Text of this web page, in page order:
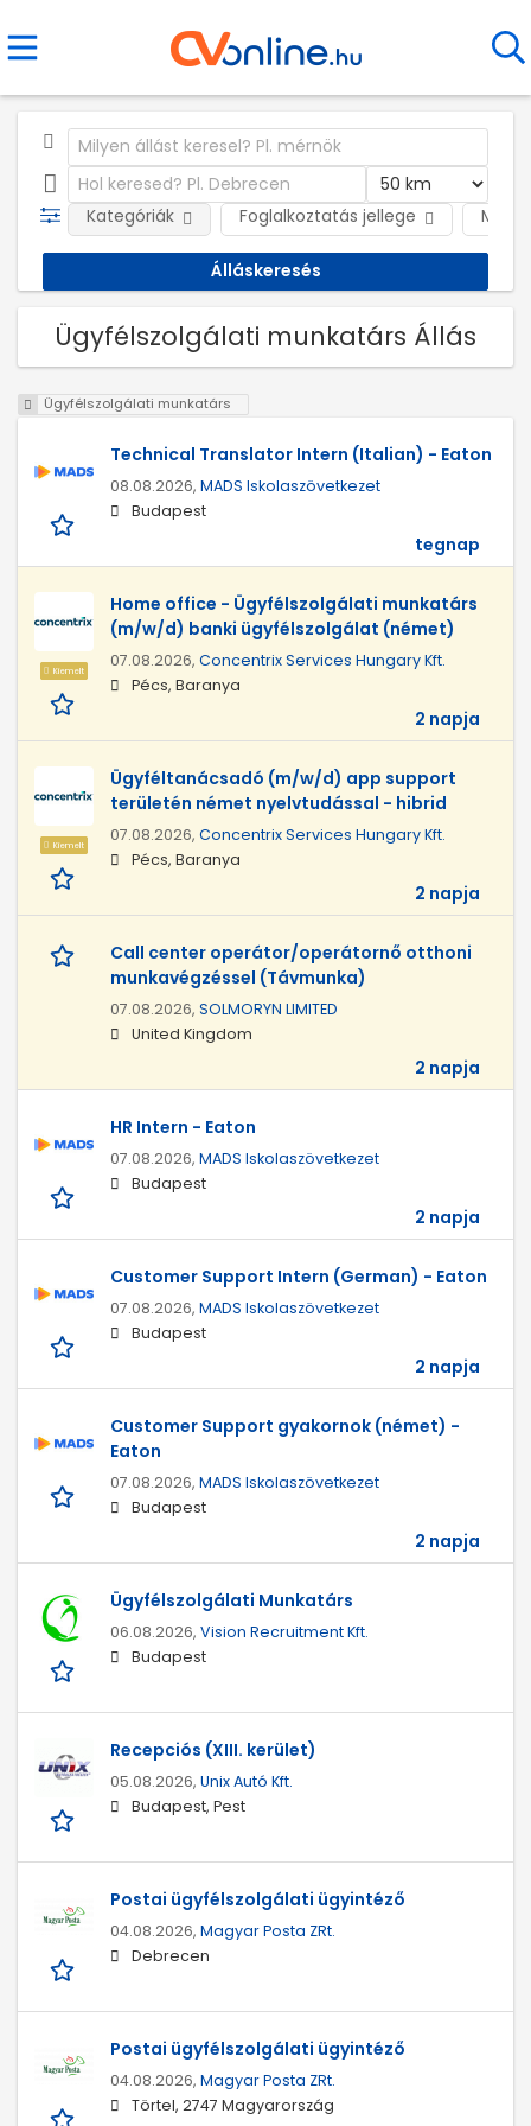
Foglalkoztatás jellege
Kategóriák
Ügyfélszolgálati munkatárs Állás
Ügyfélszolgálati munkatárs
Technical Translator Intern (Italian) - Eaton
08.08.2026, MADS Iskolaszövetkezet
Budapest
tegnap
Kiemelt
Home office - Ügyfélszolgálati munkatárs
(m/w/d) banki ügyfélszolgálat (német)
07.08.2026, Concentrix Services Hungary Kft.
Pécs, Baranya
2 napja
Kiemelt
Ügyféltanácsadó (m/w/d) app support
területén német nyelvtudással - hibrid
07.08.2026, Concentrix Services Hungary Kft.
Pécs, Baranya
2 napja
Call center operátor/operátornő otthoni
munkavégzéssel (Távmunka)
07.08.2026, SOLMORYN LIMITED
United Kingdom
2 napja
HR Intern - Eaton
07.08.2026, MADS Iskolaszövetkezet
Budapest
2 napja
Customer Support Intern (German) - Eaton
07.08.2026, MADS Iskolaszövetkezet
Budapest
2 napja
Customer Support gyakornok (német) -
Eaton
07.08.2026, MADS Iskolaszövetkezet
Budapest
2 napja
Ügyfélszolgálati Munkatárs
06.08.2026, Vision Recruitment Kft.
Budapest
Recepciós (XIII. kerület)
05.08.2026, Unix Autó Kft.
Budapest, Pest
Postai ügyfélszolgálati ügyintéző
04.08.2026, Magyar Posta ZRt.
Debrecen
Postai ügyfélszolgálati ügyintéző
04.08.2026, Magyar Posta ZRt.
Törtel, 2747 Magyarország